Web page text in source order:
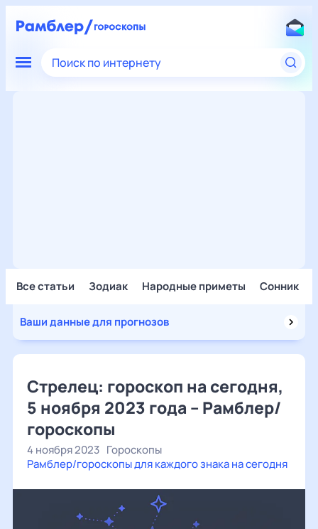
Поиск по интернету
Все статьи Зодиак Народные приметы Сонник
Ваши данные для прогнозов
Стрелец: гороскоп на сегодня,
5 ноября 2023 года – Рамблер/
гороскопы
4 ноября 2023 Гороскопы
Рамблер/гороскопы для каждого знака на сегодня